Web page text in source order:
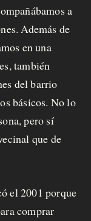
a
Además de
en una
también
del barrio
básicos. No lo
pero sí
que de
el 2001 porque
comprar